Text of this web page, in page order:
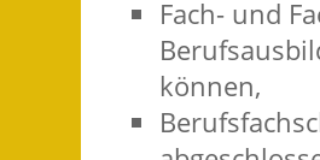
Fach- und
können,